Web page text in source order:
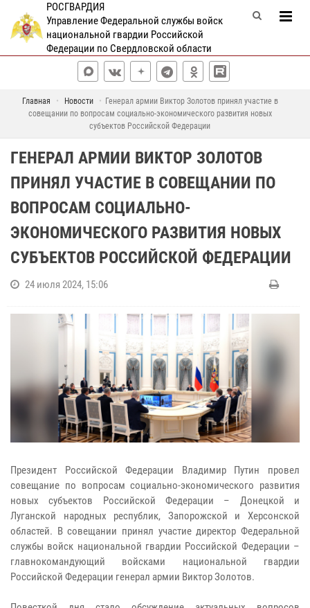
РОСГВАРДИЯ
Управление Федеральной службы войск
национальной гвардии Российской
Федерации по Свердловской области
Главная Новости
Генерал армии Виктор Золотов принял участие в
совещании по вопросам социально-экономического развития новых
субъектов Российской Федерации
ГЕНЕРАЛ АРМИИ ВИКТОР ЗОЛОТОВ
ПРИНЯЛ УЧАСТИЕ В СОВЕЩАНИИ ПО
ВОПРОСАМ СОЦИАЛЬНО-
ЭКОНОМИЧЕСКОГО РАЗВИТИЯ НОВЫХ
СУБЪЕКТОВ РОССИЙСКОЙ ФЕДЕРАЦИИ
24 июля 2024, 15:06
Президент Российской Федерации Владимир Путин провел
совещание по вопросам социально-экономического развития
новых субъектов Российской Федерации – Донецкой и
Луганской народных республик, Запорожской и Херсонской
областей. В совещании принял участие директор Федеральной
службы войск национальной гвардии Российской Федерации –
главнокомандующий войсками национальной гвардии
Российской Федерации генерал армии Виктор Золотов.